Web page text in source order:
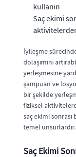
kullanın
Saç ekimi
İyileşme
dolaşımını
yerleşmesine
şampuan ve
bir şekilde
fiziksel
saç ekimi sonrası
temel unsurlardır.
Saç Ekimi